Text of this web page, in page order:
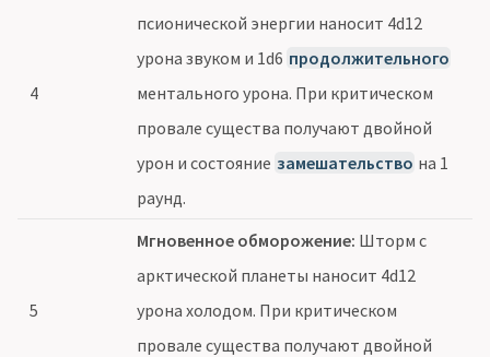
4
псионической энергии наносит 4d12
урона звуком и 1d6 продолжительного
ментального урона. При критическом
провале существа получают двойной
урон и состояние замешательство на 1
раунд.
5
Мгновенное обморожение: Шторм с
арктической планеты наносит 4d12
урона холодом. При критическом
провале существа получают двойной